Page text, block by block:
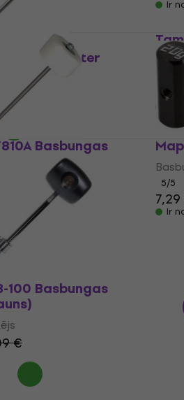
Ir
Felt Beater
Basbungas
5/5
Ir
100 Basbungas
€